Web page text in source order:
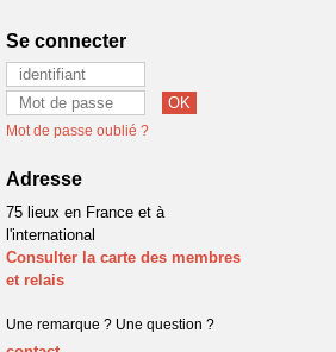
Se connecter
Mot de passe oublié ?
Adresse
75 lieux en France et à
l'international
Consulter la carte des membres
et relais
Une remarque ? Une question ?